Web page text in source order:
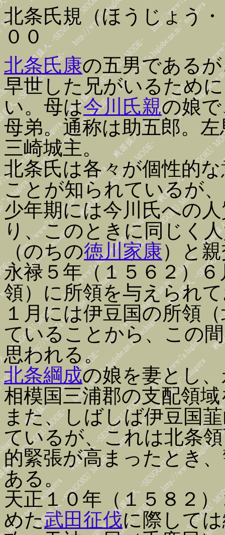
北条氏規（ほうじょう
００
北条氏康の五男である
早世した兄がいるため
い。母は今川氏親の娘
母弟。通称は助五郎。
三崎城主。
北条氏は各々が個性的
ことが知られているが
少年期には今川氏への
り、このときに同じく
（のちの徳川家康）と
永禄５年（１５６２）
領）に所領を与えられ
１月には伊豆国の所領
ていることから、この
思われる。
北条綱成の娘を妻とし
相模国三浦郡の支配領
また、しばしば伊豆国
ているが、これは北条
的緊張が高まったとき
ある。
天正１０年（１５８２
めた武田征伐に際して